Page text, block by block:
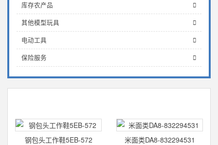
库存农产品
其他模型玩具
电动工具
保险服务
钢包头工作鞋5EB-572 米面类DA8-832294531